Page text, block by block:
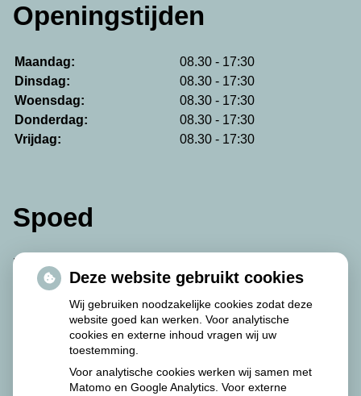
Openingstijden
Maandag:
08.30 - 17:30
Dinsdag:
08.30 - 17:30
Woensdag:
08.30 - 17:30
Donderdag:
08.30 - 17:30
Vrijdag:
08.30 - 17:30
Spoed
De avond-, nacht- en weekenddiensten worden
waargenomen door de Martini Apotheek.
De Martini Apotheek is als volgt te bereiken:
Van Swietenplein 1
9728 NT Groningen
Deze website gebruikt cookies
Wij gebruiken noodzakelijke cookies zodat deze
website goed kan werken. Voor analytische
cookies en externe inhoud vragen wij uw
toestemming.
Voor analytische cookies werken wij samen met
Matomo en Google Analytics. Voor externe